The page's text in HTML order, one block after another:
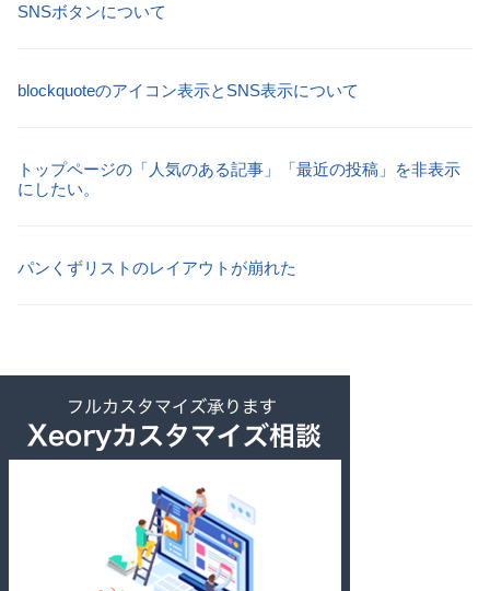
SNSボタンについて
blockquoteのアイコン表示とSNS表示について
トップページの「人気のある記事」「最近の投稿」を非表示
にしたい。
パンくずリストのレイアウトが崩れた